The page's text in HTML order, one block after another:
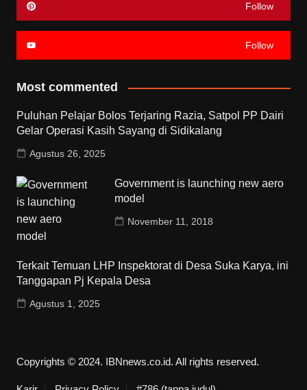
Follow
Follow
Most commented
Puluhan Pelajar Bolos Terjaring Razia, Satpol PP Dairi
Gelar Operasi Kasih Sayang di Sidikalang
Agustus 26, 2025
Government is launching new aero
model
November 11, 2018
Terkait Temuan LHP Inspektorat di Desa Suka Karya, ini
Tanggapan Pj Kepala Desa
Agustus 1, 2025
Copyrights © 2024. IBNnews.co.id. All rights reserved.